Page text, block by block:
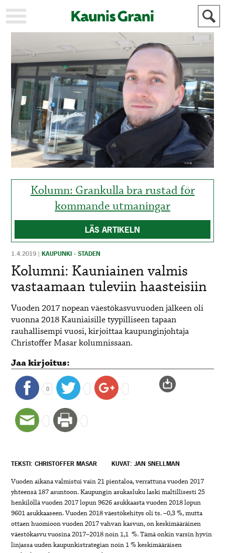
STADEN
AJANKOHTAISTA
AKTUELLT
URHEILU
IDROTT
KULTTUURI
KULTUR
HISTORIA
HISTORIA
YLEINEN
ALLMÄN
MAINOSTAJILLE
FÖR
ANNONSÖRER
Kolumn: Grankulla bra rustad för
kommande utmaningar
LÄS ARTIKELN
1.4.2019 |KAUPUNKI - STADEN
Kolumni: Kauniainen valmis
vastaamaan tuleviin haasteisiin
Vuoden 2017 nopean väestökasvuvuoden jälkeen oli
vuonna 2018 Kauniaisille tyypilliseen tapaan
rauhallisempi vuosi, kirjoittaa kaupunginjohtaja
Christoffer Masar kolumnissaan.
Jaa kirjoitus:
0
TEKSTI: CHRISTOFFER MASAR KUVAT: JAN SNELLMAN
Vuoden aikana valmistui vain 21 pientaloa, verrattuna vuoden 2017
yhteensä 187 asuntoon. Kaupungin asukasluku laski maltillisesti 25
henkilöllä vuoden 2017 lopun 9626 asukkaasta vuoden 2018 lopun
9601 asukkaaseen. Vuoden 2018 väestökehitys oli ts. –0,3 %, mutta
ottaen huomioon vuoden 2017 vahvan kasvun, on keskimääräinen
väestökasvu vuosina 2017–2018 noin 1,1 %. Tämä onkin varsin hyvin
linjassa uuden kaupunkistrategian noin 1 % keskimääräisen